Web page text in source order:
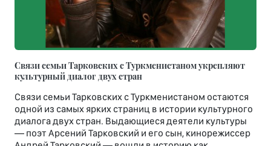
Связи семьи Тарковских с Туркменистаном укрепляют
культурный диалог двух стран
Связи семьи Тарковских с Туркменистаном остаются
одной из самых ярких страниц в истории культурного
диалога двух стран. Выдающиеся деятели культуры
— поэт Арсений Тарковский и его сын, кинорежиссер